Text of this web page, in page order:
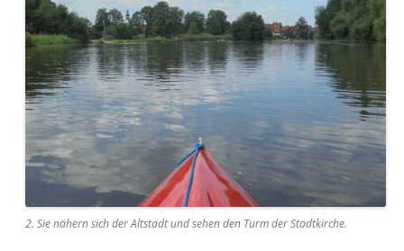
2. Sie nähern sich der Altstadt und sehen den Turm der Stadtkirche.